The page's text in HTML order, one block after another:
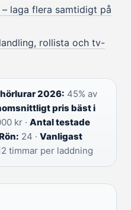
laga flera samtidigt på
rollista och tv-
2026: 45% av
pris bäst i
kr · Antal testade
24 · Vanligast
timmar per laddning